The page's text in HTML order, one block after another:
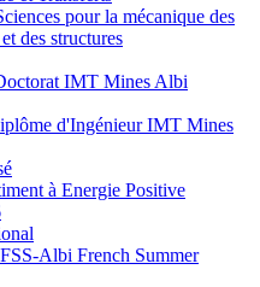
pour la mécanique des
des structures
IMT Mines Albi
d'Ingénieur IMT Mines
à Energie Positive
Albi French Summer